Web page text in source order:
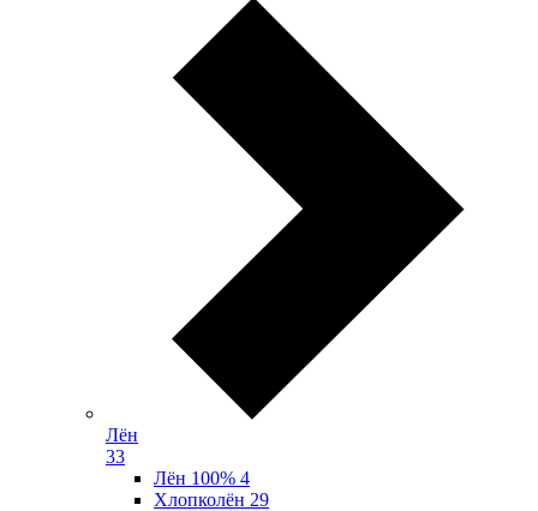
Лён
33
Лён 100% 4
Хлопколён 29